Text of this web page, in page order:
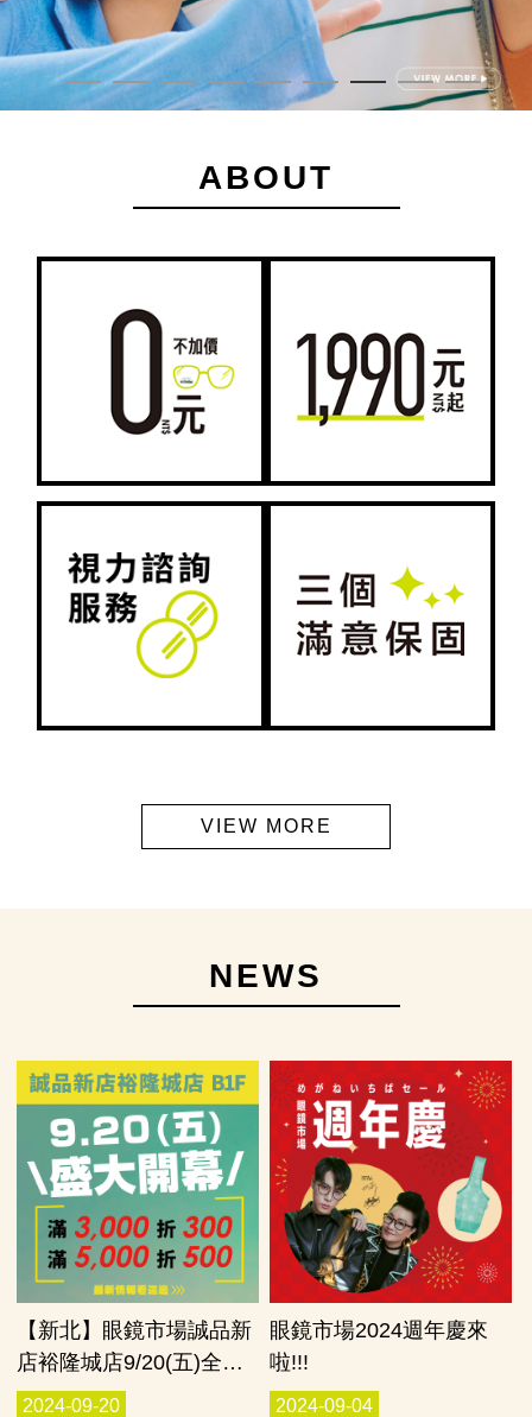
ABOUT
VIEW MORE
NEWS
【新北】眼鏡市場誠品新
店裕隆城店9/20(五)全新
開幕!
2024-09-20
眼鏡市場2024週年慶來
啦!!!
2024-09-04